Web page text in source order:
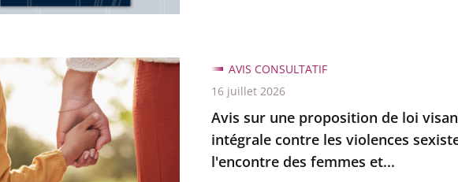
Avis sur une proposition de loi
intégrale contre les violences
l'encontre des femmes et...
AVIS CONSULTATIF
16 juillet 2026